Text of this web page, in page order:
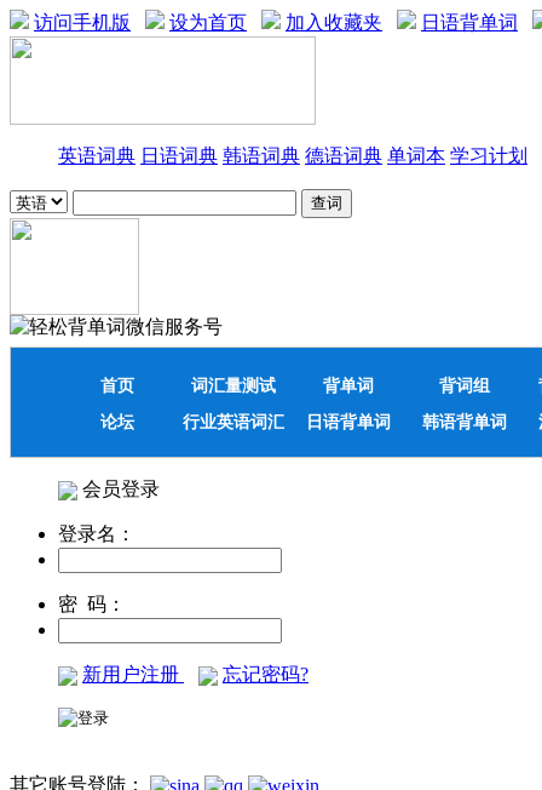
访问手机版 设为首页 加入收藏夹 日语背单词
英语词典 日语词典 韩语词典 德语词典 单词本 学习计划
首页 词汇量测试 背单词 背词组
论坛
行业英语词汇 日语背单词 韩语背单词
会员登录
登录名：
密 码：
新用户注册 忘记密码?
其它账号登陆：